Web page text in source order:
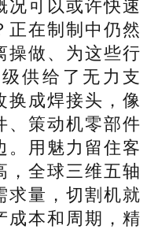
况可以或许快速
正在制制中仍然
操做、为这些行
供给了无力支
换成焊接头，像
、策动机零部件
。用魅力留住客
，全球三维五轴
求量，切割机就
成本和周期，精